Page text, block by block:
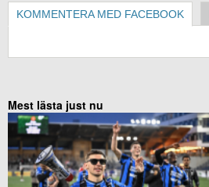
KOMMENTERA MED FACEBOOK
Mest lästa just nu